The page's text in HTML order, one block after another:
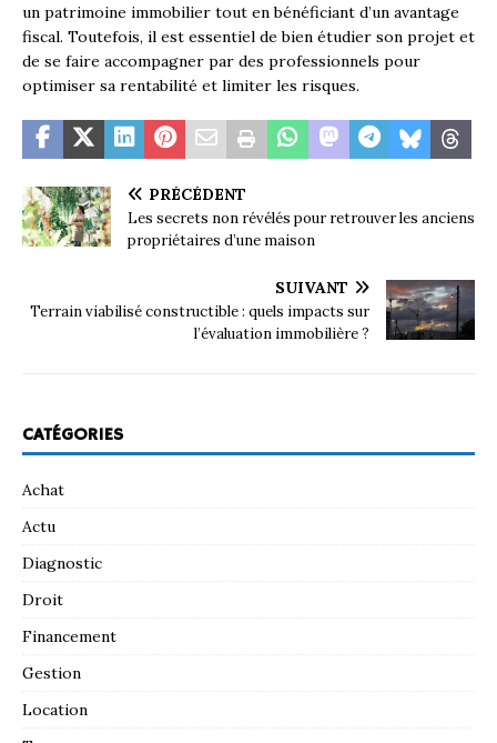
un patrimoine immobilier tout en bénéficiant d’un avantage
fiscal. Toutefois, il est essentiel de bien étudier son projet et
de se faire accompagner par des professionnels pour
optimiser sa rentabilité et limiter les risques.
PRÉCÉDENT
Les secrets non révélés pour retrouver les anciens
propriétaires d’une maison
SUIVANT
Terrain viabilisé constructible : quels impacts sur
l’évaluation immobilière ?
CATÉGORIES
Achat
Actu
Diagnostic
Droit
Financement
Gestion
Location